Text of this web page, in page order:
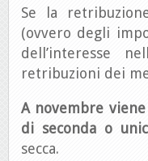
Se la
(ovvero degli
dell’interesse
retribuzioni dei
A novembre
di seconda o
secca.